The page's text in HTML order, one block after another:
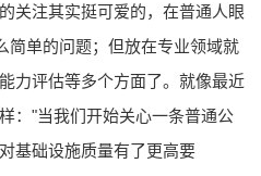
关注其实挺可爱的，在普通人眼
简单的问题；但放在专业领域就
力评估等多个方面了。就像最近
："当我们开始关心一条普通公
基础设施质量有了更高要